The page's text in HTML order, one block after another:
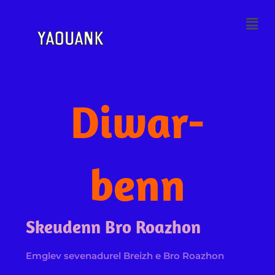
Menu
Diwar-
benn
Skeudenn Bro Roazhon
Emglev sevenadurel Breizh e Bro Roazhon